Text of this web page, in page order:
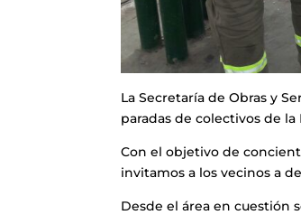
La Secretaría de Obras y
paradas de colectivos de
Con el objetivo de
invitamos a los vecinos a
Desde el área en cuestión